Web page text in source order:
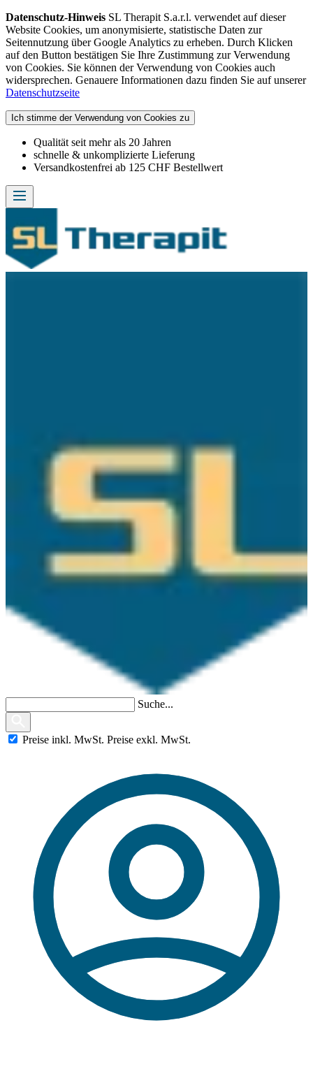
Datenschutz-Hinweis SL Therapit S.a.r.l. verwendet auf dieser
Website Cookies, um anonymisierte, statistische Daten zur
Seitennutzung über Google Analytics zu erheben. Durch Klicken
auf den Button bestätigen Sie Ihre Zustimmung zur Verwendung
von Cookies. Sie können der Verwendung von Cookies auch
widersprechen. Genauere Informationen dazu finden Sie auf unserer
Datenschutzseite
Ich stimme der Verwendung von Cookies zu
Qualität seit mehr als 20 Jahren
schnelle & unkomplizierte Lieferung
Versandkostenfrei ab 125 CHF Bestellwert
Suche...
Preise inkl. MwSt. Preise exkl. MwSt.